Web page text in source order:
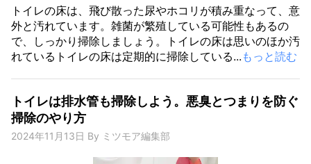
トイレの床は、飛び散った尿やホコリが積み重なって、意
外と汚れています。雑菌が繁殖している可能性もあるの
で、しっかり掃除しましょう。トイレの床は思いのほか汚
れているトイレの床は定期的に掃除している... もっと読む
トイレは排水管も掃除しよう。悪臭とつまりを防ぐ
掃除のやり方
2024年11月13日 By ミツモア編集部